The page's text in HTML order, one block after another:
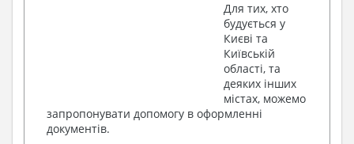
Для тих, хто
будується у
Києві та
Київській
області, та
деяких інших
містах, можемо
запропонувати допомогу в оформленні
документів.